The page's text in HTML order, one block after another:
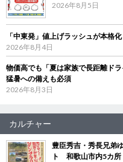
2026年8月5日
「中東発」値上げラッシュが本
2026年8月4日
物価高でも「夏は家族で長距離ド
猛暑への備えも必須
2026年8月3日
カルチャー
豊臣秀吉・秀長兄弟
ト 和歌山市内5カ所